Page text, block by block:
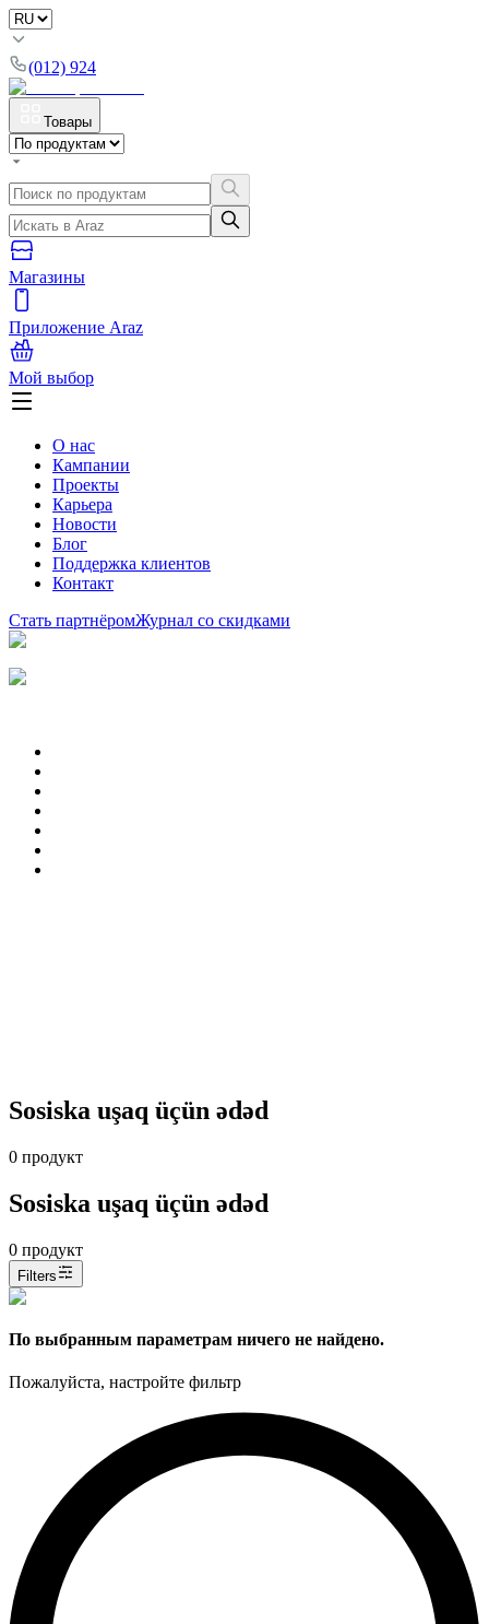
(012) 924
Товары
Магазины
Приложение Araz
Мой выбор
О нас
Кампании
Проекты
Карьера
Новости
Блог
Поддержка клиентов
Контакт
Стать партнёромЖурнал со скидками
Sosiska uşaq üçün ədəd
0 продукт
Sosiska uşaq üçün ədəd
0 продукт
Filters
По выбранным параметрам ничего не найдено.
Пожалуйста, настройте фильтр